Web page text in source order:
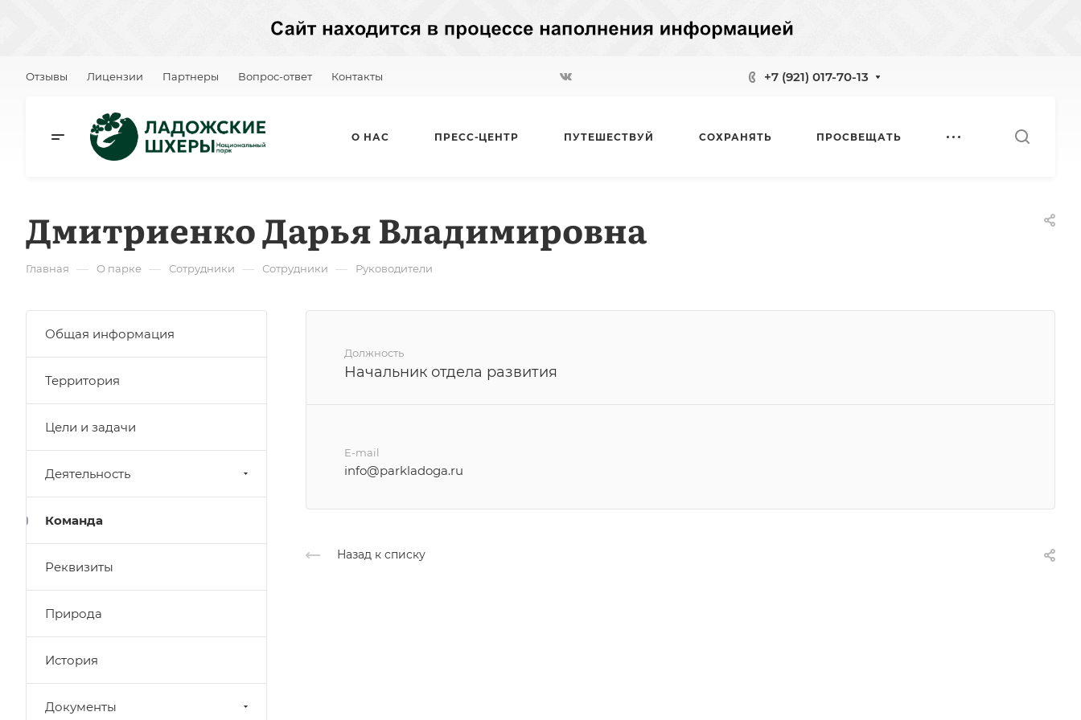
Отзывы Лицензии Партнеры Вопрос-ответ Контакты +7 (921) 017-70-13
О НАС ПРЕСС-ЦЕНТР ПУТЕШЕСТВУЙ СОХРАНЯТЬ ПРОСВЕЩАТЬ
Дмитриенко Дарья Владимировна
Главная — О парке — Сотрудники — Сотрудники — Руководители
Должность
Начальник отдела развития
E-mail
info@parkladoga.ru
Назад к списку
Общая информация
Территория
Цели и задачи
Деятельность
Команда
Реквизиты
Природа
История
Документы